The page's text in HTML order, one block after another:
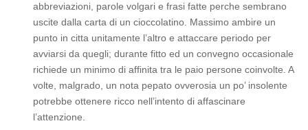
abbreviazioni, parole volgari e frasi fatte perche sembrano
uscite dalla carta di un cioccolatino. Massimo ambire un
punto in citta unitamente l’altro e attaccare periodo per
avviarsi da quegli; durante fitto ed un convegno occasionale
richiede un minimo di affinita tra le paio persone coinvolte. A
volte, malgrado, un nota pepato ovverosia un po’ insolente
potrebbe ottenere ricco nell’intento di affascinare
l’attenzione.